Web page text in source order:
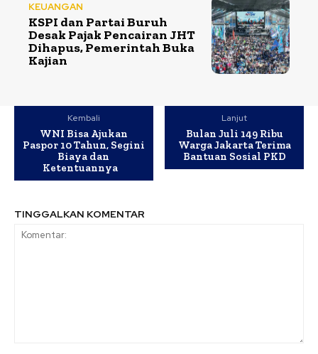
KEUANGAN
KSPI dan Partai Buruh
Desak Pajak Pencairan JHT
Dihapus, Pemerintah Buka
Kajian
Kembali
WNI Bisa Ajukan
Paspor 10 Tahun, Segini
Biaya dan
Ketentuannya
Lanjut
Bulan Juli 149 Ribu
Warga Jakarta Terima
Bantuan Sosial PKD
TINGGALKAN KOMENTAR